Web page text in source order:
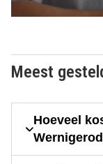
Meest
Hoeveel